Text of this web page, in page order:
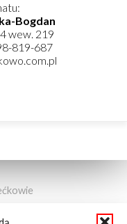
Bogdan
wew. 219
819-687